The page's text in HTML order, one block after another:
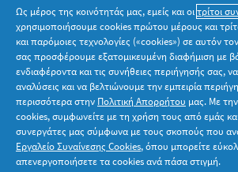
Σχετικά με την P&G
Νομικά
Ακολουθήστε μας
Ως μέρος της κοινότητάς μας, εμείς και οιτρίτοι
χρησιμοποιήσουμε cookies πρώτου μέρους και
και παρόμοιες τεχνολογίες («cookies») σε αυτόν
σας προσφέρουμε εξατομικευμένη διαφήμιση με
ενδιαφέροντα και τις συνήθειες περιήγησής σας,
αναλύσεις και να βελτιώνουμε την εμπειρία
περισσότερα στην Πολιτική Απορρήτου μας. Με
cookies, συμφωνείτε με τη χρήση τους από εμάς
συνεργάτες μας σύμφωνα με τους σκοπούς που
Εργαλείο Συναίνεσης Cookies, όπου μπορείτε
απενεργοποιήσετε τα cookies ανά πάσα στιγμή.